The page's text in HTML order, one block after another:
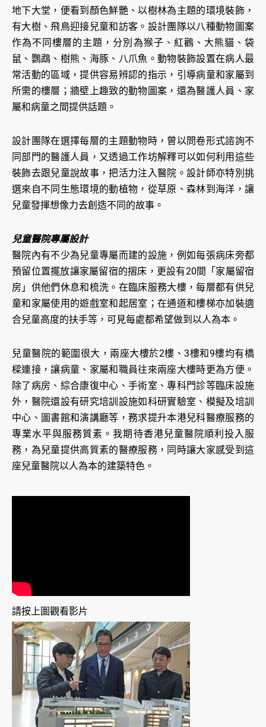
地下大堂，便看到顏色鮮艷、以樹林為主題的環境裝飾，
有大樹、飛鳥迎接兒童和訪客。設計團隊以八種動物圖案
作為不同樓層的主題，分別為猴子、紅鸛、大熊貓、袋
鼠、鸚鵡、樹熊、海豚、八爪魚。動物裝飾設置在病人最
常活動的區域，提供容易辨認的指示，引導病童和家屬到
所需的樓層；牆壁上趣致的動物圖案，還為醫護人員、家
屬和病童之間提供話題。
設計團隊在選擇每層的主題動物時，曾以問卷形式諮詢不
同部門的醫護人員，又透過工作坊解釋可以如何利用這些
裝飾去跟兒童說故事，把活力注入醫院。設計師亦特別挑
選來自不同生態環境的動植物，從草原、森林到海洋，讓
兒童發揮想像力去創造不同的故事。
兒童醫院專屬設計
醫院內有不少為兒童專屬而建的設施，例如每張病床旁都
預留位置擺放讓家屬留宿的摺床，更設有20間「家屬留宿
房」供他們休息和梳洗。在臨床服務大樓，每層都有供兒
童和家屬使用的遊戲室和起居室；在通道和樓梯亦加裝適
合兒童高度的扶手等，可見每處都希望做到以人為本。
兒童醫院的範圍很大，兩座大樓於2樓、3樓和9樓均有橋
樑連接，讓病童、家屬和職員往來兩座大樓時更為方便。
除了病房、綜合康復中心、手術室、專科門診等臨床設施
外，醫院還設有研究培訓設施如科研實驗室、模擬及培訓
中心、圖書館和演講廳等，務求提升本港兒科醫療服務的
專業水平與服務質素。我期待香港兒童醫院順利投入服
務，為兒童提供高質素的醫療服務，同時讓大家感受到這
座兒童醫院以人為本的建築特色。
請按上圖觀看影片